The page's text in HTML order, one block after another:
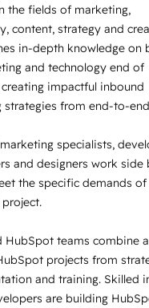
Tools
CMS for Developers II
Content Hub Software
Email Marketing Software
Implementation for
Marketing Software
Reporting
Hub Software
Solutions Partner
Trainer Certification
the fields of marketing,
content, strategy and
in-depth knowledge on
and technology end of
impactful inbound
strategies from end-to-
specialists,
and designers work side
the specific demands
HubSpot teams combine
projects from
and training. Skilled
are building